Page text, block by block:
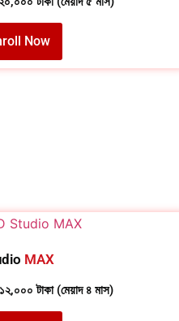
Now
MAX
টাকা (মেয়াদ ৪ মাস)